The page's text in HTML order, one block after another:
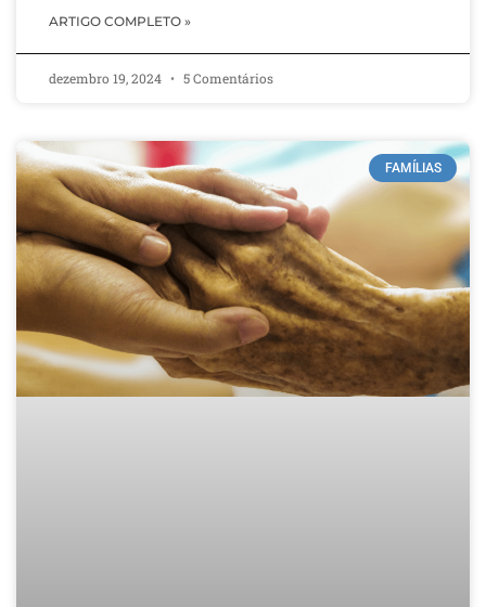
ARTIGO COMPLETO »
dezembro 19, 2024 5 Comentários
FAMÍLIAS